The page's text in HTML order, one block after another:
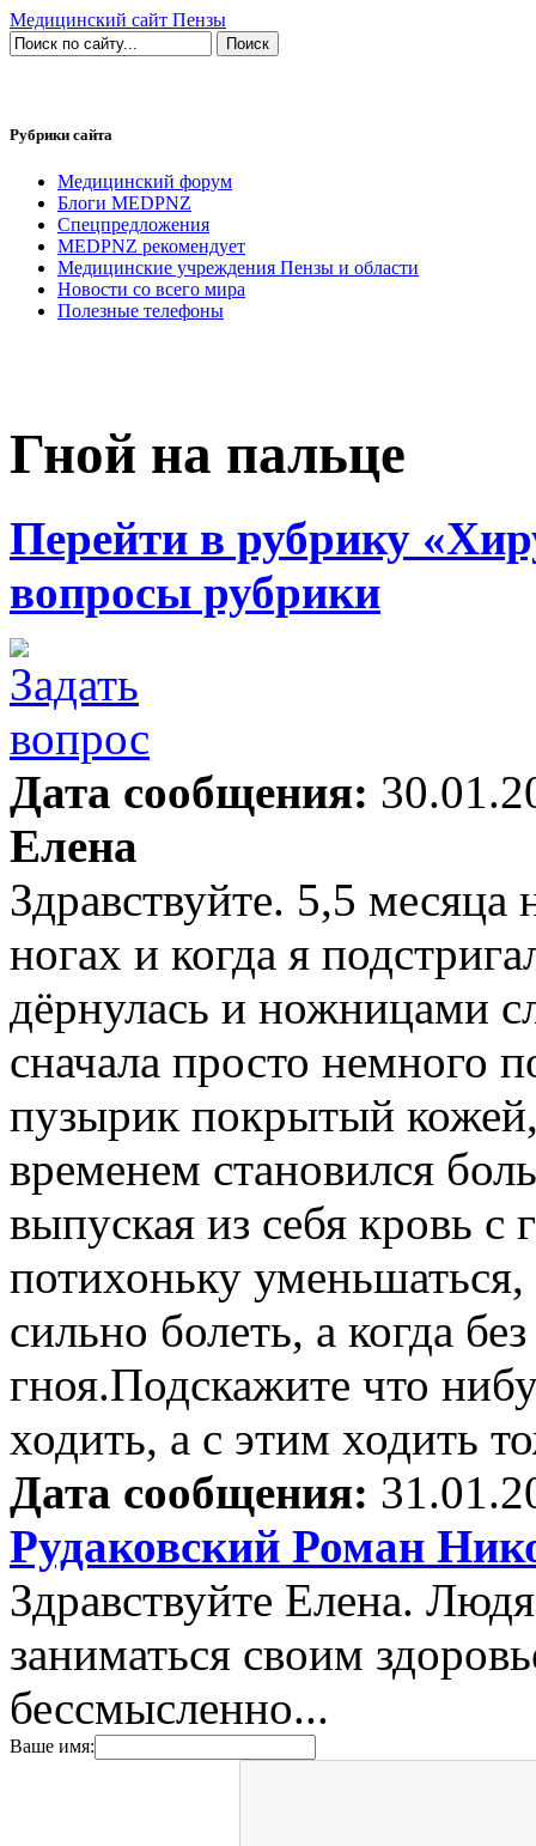
Медицинский сайт Пензы
Рубрики сайта
Медицинский форум
Блоги MEDPNZ
Спецпредложения
MEDPNZ рекомендует
Медицинские учреждения Пензы и области
Новости со всего мира
Полезные телефоны
Гной на пальце
Перейти в рубрику
вопросы рубрики
Дата сообщения:
Елена
Здравствуйте. 5,5 месяца
ногах и когда я
дёрнулась и ножницами
сначала просто немного
пузырик покрытый
временем становился
выпуская из себя кровь с
потихоньку
сильно болеть, а когда
гноя.Подскажите что
ходить, а с этим ходить
Дата сообщения:
Рудаковский Роман
Здравствуйте Елена.
заниматься своим
бессмысленно...
Ваше имя: